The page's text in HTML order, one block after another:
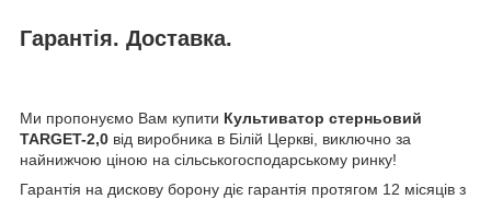
Гарантія. Доставка.
Ми пропонуємо Вам купити Культиватор стерньовий
TARGET-2,0 від виробника в Білій Церкві, виключно за
найнижчою ціною на сільськогосподарському ринку!
Гарантія на дискову борону діє гарантія протягом 12 місяців з